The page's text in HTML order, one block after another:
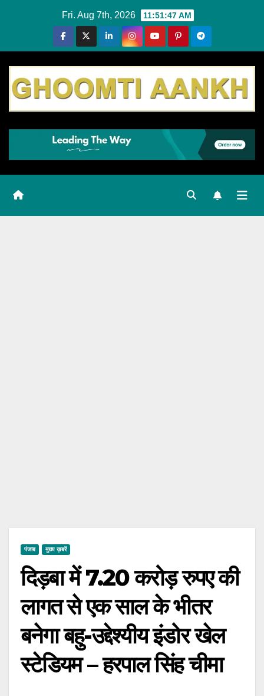
Fri. Aug 7th, 2026 11:51:48 AM
पंजाब मुख्य ख़बरें
दिड़बा में 7.20 करोड़ रुपए की
लागत से एक साल के भीतर
बनेगा बहु-उद्देश्यीय इंडोर खेल
स्टेडियम – हरपाल सिंह चीमा